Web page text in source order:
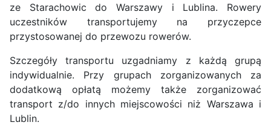
ze Starachowic do Warszawy i Lublina. Rowery
uczestników transportujemy na przyczepce
przystosowanej do przewozu rowerów.
Szczegóły transportu uzgadniamy z każdą grupą
indywidualnie. Przy grupach zorganizowanych za
dodatkową opłatą możemy także zorganizować
transport z/do innych miejscowości niż Warszawa i
Lublin.